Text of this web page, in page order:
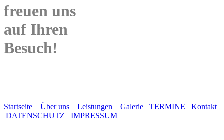
freuen uns
auf Ihren
Besuch!
Startseite Über uns Leistungen Galerie TERMINE
Kontakt
DATENSCHUTZ
IMPRESSUM